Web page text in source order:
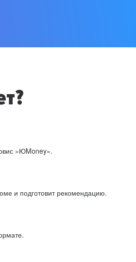
«ЮMoney».
и подготовит рекомендацию.